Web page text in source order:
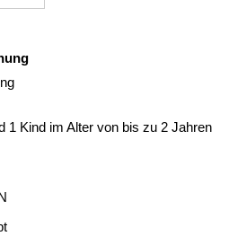
1 Kind im Alter von bis zu 2 Jahren